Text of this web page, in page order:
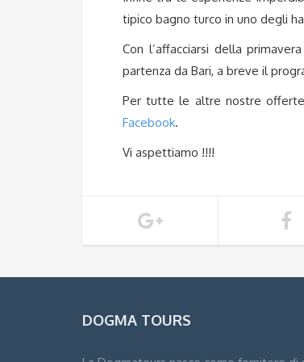
tipico bagno turco in uno degli
Con l’affacciarsi della
partenza da Bari, a breve il
Per tutte le altre nostre
Facebook.
Vi aspettiamo !!!!
DOGMA TOURS